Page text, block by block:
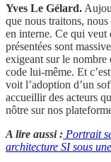
Yves Le Gélard.
que nous traitons,
en interne. Ce qui veut
présentées sont
exigeant sur le
code lui-même. Et
voit l’adoption d’un
accueillir des acteurs
nôtre sur nos
A lire aussi : Portrait
architecture SI sous